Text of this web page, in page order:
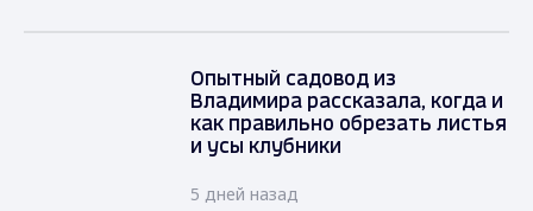
Опытный садовод из
Владимира рассказала, когда и
как правильно обрезать листья
и усы клубники
5 дней назад